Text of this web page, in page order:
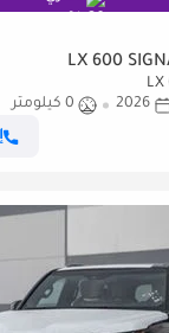
2026
0 كيلومتر